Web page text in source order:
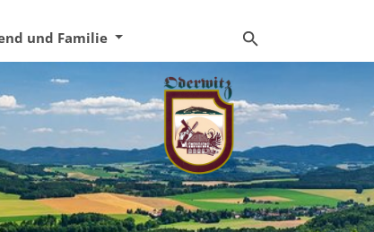
und Familie